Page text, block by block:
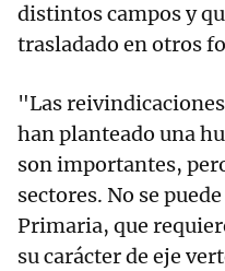
distintos campos y
trasladado en otros
"Las
han planteado una
son importantes,
sectores. No se
Primaria, que
su carácter de eje